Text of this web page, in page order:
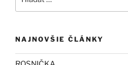
NAJNOVŠIE ČLÁNKY